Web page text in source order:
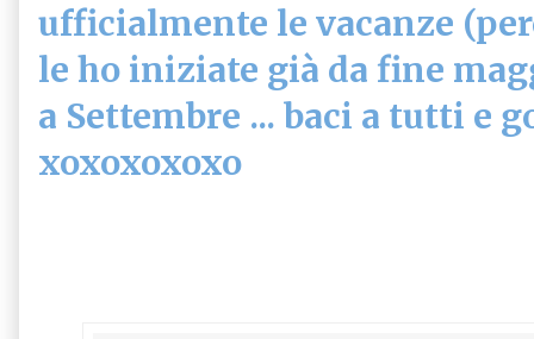
ufficialmente le vacanze
le ho iniziate già da fine
a Settembre ... baci a tutti e
xoxoxoxoxo